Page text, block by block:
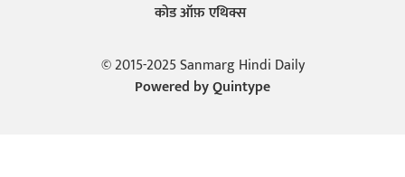
कोड ऑफ़ एथिक्स
© 2015-2025 Sanmarg Hindi Daily
Powered byQuintype